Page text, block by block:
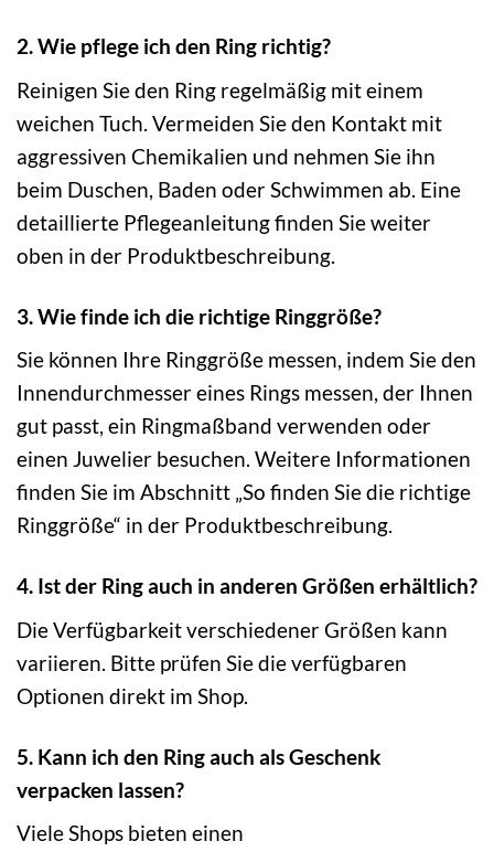
2. Wie pflege ich den Ring richtig?
Reinigen Sie den Ring regelmäßig mit einem
weichen Tuch. Vermeiden Sie den Kontakt mit
aggressiven Chemikalien und nehmen Sie ihn
beim Duschen, Baden oder Schwimmen ab. Eine
detaillierte Pflegeanleitung finden Sie weiter
oben in der Produktbeschreibung.
3. Wie finde ich die richtige Ringgröße?
Sie können Ihre Ringgröße messen, indem Sie den
Innendurchmesser eines Rings messen, der Ihnen
gut passt, ein Ringmaßband verwenden oder
einen Juwelier besuchen. Weitere Informationen
finden Sie im Abschnitt „So finden Sie die richtige
Ringgröße“ in der Produktbeschreibung.
4. Ist der Ring auch in anderen Größen erhältlich?
Die Verfügbarkeit verschiedener Größen kann
variieren. Bitte prüfen Sie die verfügbaren
Optionen direkt im Shop.
5. Kann ich den Ring auch als Geschenk
verpacken lassen?
Viele Shops bieten einen